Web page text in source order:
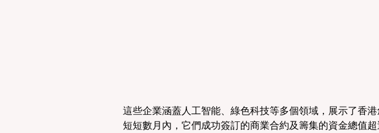
這些企業涵蓋人工智能、綠色科技等多個領域，展示了香
短短數月內，它們成功簽訂的商業合約及籌集的資金總值